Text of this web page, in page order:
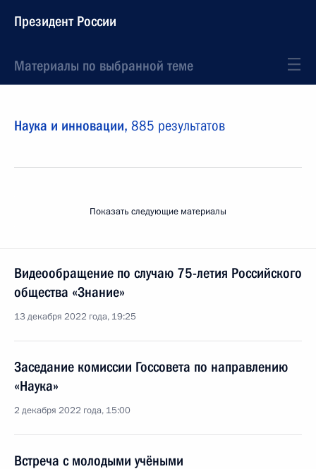
Президент России
Материалы по выбранной теме
Наука и инновации, 885 результатов
Показать следующие материалы
Видеообращение по случаю 75-летия Российского
общества «Знание»
13 декабря 2022 года, 19:25
Заседание комиссии Госсовета по направлению
«Наука»
2 декабря 2022 года, 15:00
Встреча с молодыми учёными